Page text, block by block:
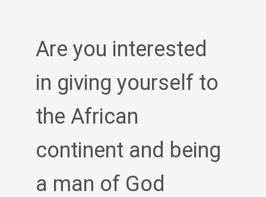
Are you interested
in giving yourself to
the African
continent and being
a man of God